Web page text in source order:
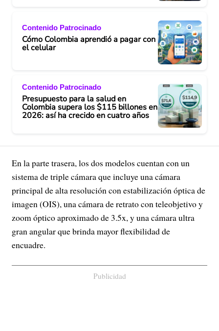
Contenido Patrocinado
Cómo Colombia aprendió a pagar con
el celular
Contenido Patrocinado
Presupuesto para la salud en
Colombia supera los $115 billones en
2026: así ha crecido en cuatro años
En la parte trasera, los dos modelos cuentan con un
sistema de triple cámara que incluye una cámara
principal de alta resolución con estabilización óptica de
imagen (OIS), una cámara de retrato con teleobjetivo y
zoom óptico aproximado de 3.5x, y una cámara ultra
gran angular que brinda mayor flexibilidad de
encuadre.
Publicidad